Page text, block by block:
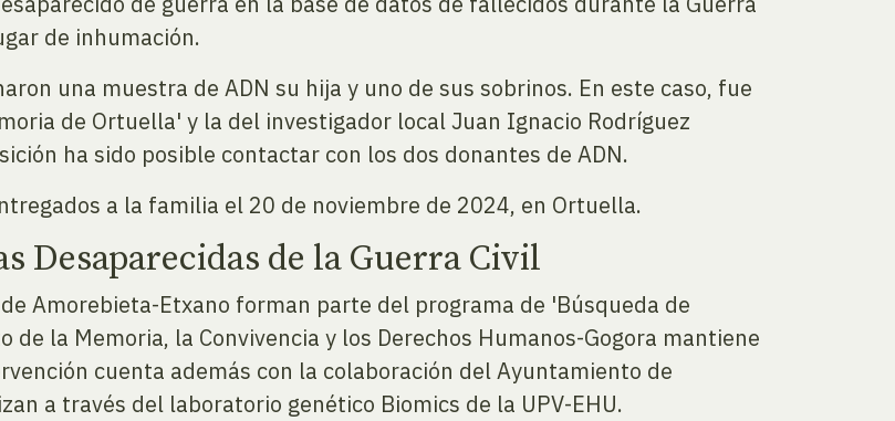
de inhumación.
una muestra de ADN su hija y uno de sus sobrinos. En este caso, fue
de Ortuella' y la del investigador local Juan Ignacio Rodríguez
ha sido posible contactar con los dos donantes de ADN.
a la familia el 20 de noviembre de 2024, en Ortuella.
Desaparecidas de la Guerra Civil
Amorebieta-Etxano forman parte del programa de 'Búsqueda de
la Memoria, la Convivencia y los Derechos Humanos-Gogora mantiene
cuenta además con la colaboración del Ayuntamiento de
a través del laboratorio genético Biomics de la UPV-EHU.